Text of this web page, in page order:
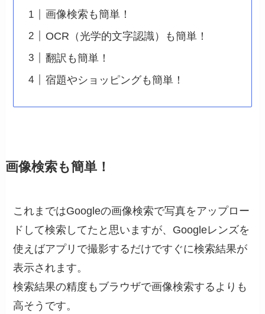
画像検索も簡単！
OCR（光学的文字認識）も簡単！
翻訳も簡単！
宿題やショッピングも簡単！
画像検索も簡単！
これまではGoogleの画像検索で写真をアップロー
ドして検索してたと思いますが、Googleレンズを
使えばアプリで撮影するだけですぐに検索結果が
表示されます。
検索結果の精度もブラウザで画像検索するよりも
高そうです。